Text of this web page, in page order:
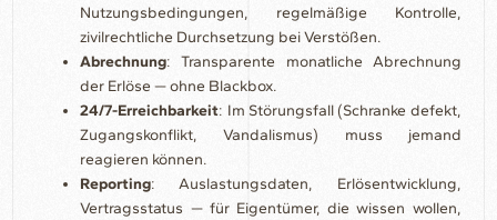
Nutzungsbedingungen, regelmäßige Kontrolle,
zivilrechtliche Durchsetzung bei Verstößen.
Abrechnung: Transparente monatliche Abrechnung
der Erlöse — ohne Blackbox.
24/7-Erreichbarkeit: Im Störungsfall (Schranke defekt,
Zugangskonflikt, Vandalismus) muss jemand
reagieren können.
Reporting: Auslastungsdaten, Erlösentwicklung,
Vertragsstatus — für Eigentümer, die wissen wollen,